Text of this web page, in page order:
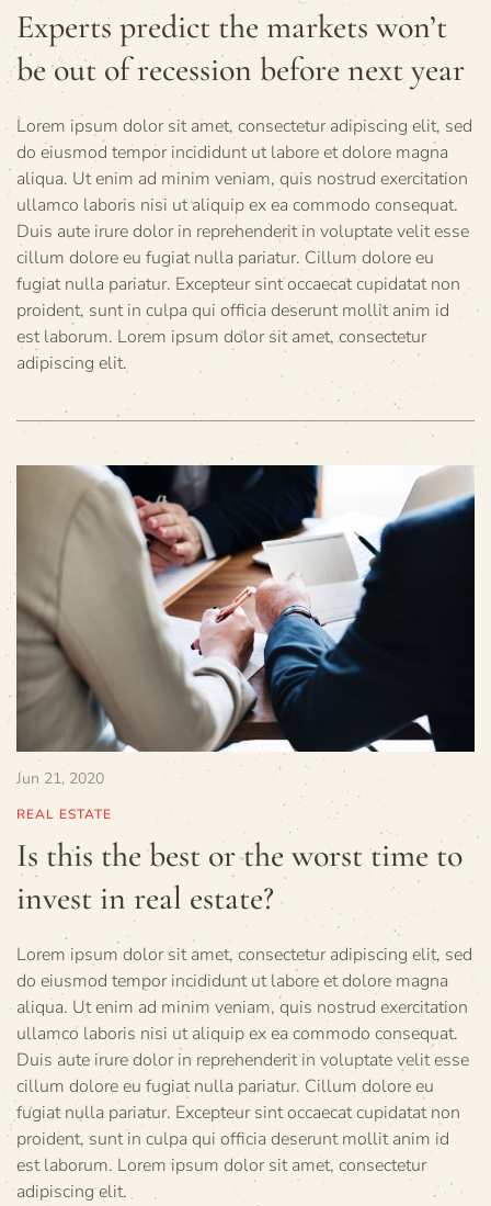
Experts predict the markets won’t
be out of recession before next year
Lorem ipsum dolor sit amet, consectetur adipiscing elit, sed
do eiusmod tempor incididunt ut labore et dolore magna
aliqua. Ut enim ad minim veniam, quis nostrud exercitation
ullamco laboris nisi ut aliquip ex ea commodo consequat.
Duis aute irure dolor in reprehenderit in voluptate velit esse
cillum dolore eu fugiat nulla pariatur. Cillum dolore eu
fugiat nulla pariatur. Excepteur sint occaecat cupidatat non
proident, sunt in culpa qui officia deserunt mollit anim id
est laborum. Lorem ipsum dolor sit amet, consectetur
adipiscing elit.
Jun 21, 2020
REAL ESTATE
Is this the best or the worst time to
invest in real estate?
Lorem ipsum dolor sit amet, consectetur adipiscing elit, sed
do eiusmod tempor incididunt ut labore et dolore magna
aliqua. Ut enim ad minim veniam, quis nostrud exercitation
ullamco laboris nisi ut aliquip ex ea commodo consequat.
Duis aute irure dolor in reprehenderit in voluptate velit esse
cillum dolore eu fugiat nulla pariatur. Cillum dolore eu
fugiat nulla pariatur. Excepteur sint occaecat cupidatat non
proident, sunt in culpa qui officia deserunt mollit anim id
est laborum. Lorem ipsum dolor sit amet, consectetur
adipiscing elit.